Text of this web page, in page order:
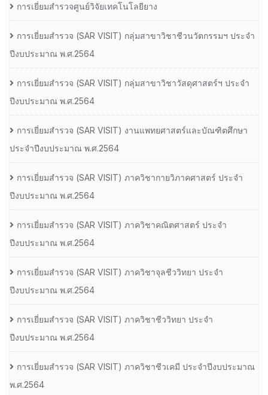
การเยี่ยมสำรวจศูนย์วิจัยเทคโนโลยียาง
การเยี่ยมสํารวจ (SAR VISIT) กลุ่มสาขาวิชาชีวนวัตกรรมฯ ประจํา
ปีงบประมาณ พ.ศ.2564
การเยี่ยมสํารวจ (SAR VISIT) กลุ่มสาขาวิชาวัสดุศาสตร์ฯ ประจํา
ปีงบประมาณ พ.ศ.2564
การเยี่ยมสํารวจ (SAR VISIT) งานแพทยศาสตร์และบัณฑิตศึกษา
ประจําปีงบประมาณ พ.ศ.2564
การเยี่ยมสํารวจ (SAR VISIT) ภาควิชากายวิภาคศาสตร์ ประจํา
ปีงบประมาณ พ.ศ.2564
การเยี่ยมสํารวจ (SAR VISIT) ภาควิชาคณิตศาสตร์ ประจํา
ปีงบประมาณ พ.ศ.2564
การเยี่ยมสํารวจ (SAR VISIT) ภาควิชาจุลชีววิทยา ประจํา
ปีงบประมาณ พ.ศ.2564
การเยี่ยมสํารวจ (SAR VISIT) ภาควิชาชีววิทยา ประจํา
ปีงบประมาณ พ.ศ.2564
การเยี่ยมสํารวจ (SAR VISIT) ภาควิชาชีวเคมี ประจําปีงบประมาณ
พ.ศ.2564